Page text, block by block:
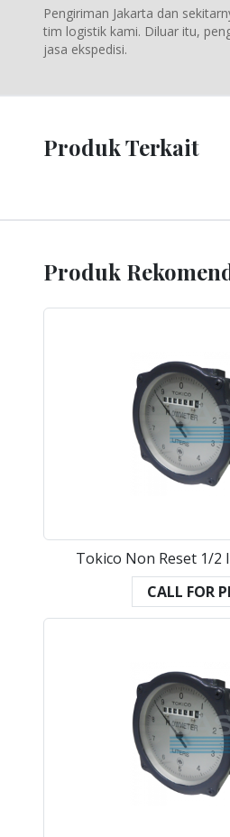
Pengiriman Jakarta dan
tim logistik kami. Diluar itu,
jasa ekspedisi.
Produk Terkait
Produk
Tokico Non Reset 1/2
CALL FOR